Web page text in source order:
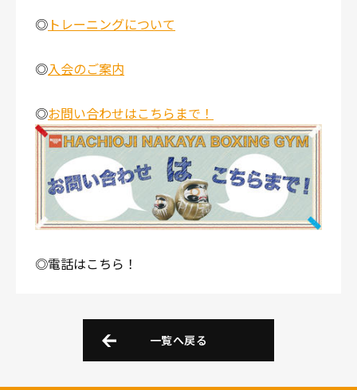
◎ トレーニングについて
◎入会のご案内
◎お問い合わせはこちらまで！
◎電話はこちら！
一覧へ戻る